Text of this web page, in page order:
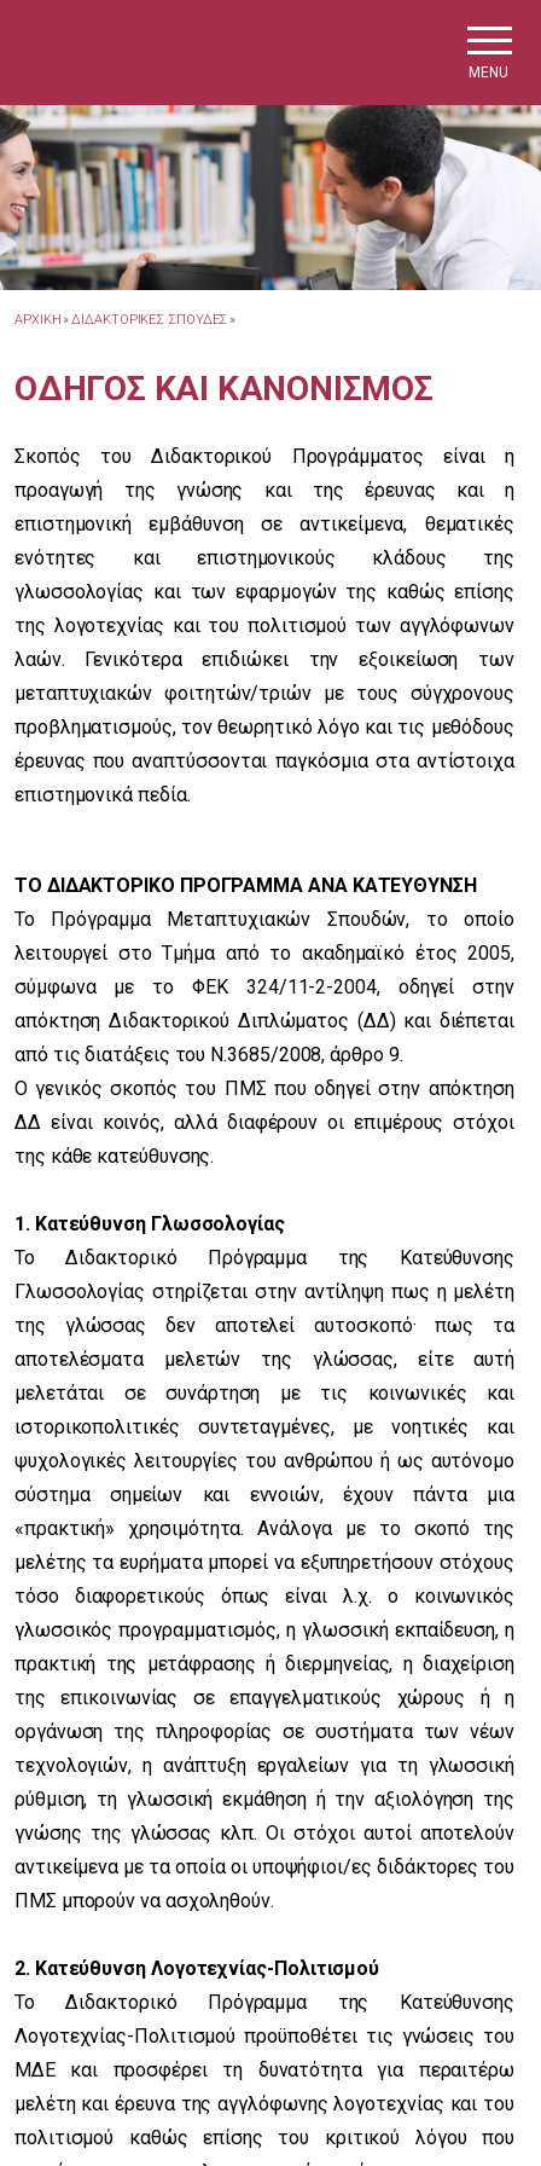
MENU
ΑΡΧΙΚΗ »ΔΙΔΑΚΤΟΡΙΚΕΣ ΣΠΟΥΔΕΣ »
ΟΔΗΓΟΣ ΚΑΙ ΚΑΝΟΝΙΣΜΟΣ
Σκοπός του Διδακτορικού Προγράμματος είναι η
προαγωγή της γνώσης και της έρευνας και η
επιστημονική εμβάθυνση σε αντικείμενα, θεματικές
ενότητες και επιστημονικούς κλάδους της
γλωσσολογίας και των εφαρμογών της καθώς επίσης
της λογοτεχνίας και του πολιτισμού των αγγλόφωνων
λαών. Γενικότερα επιδιώκει την εξοικείωση των
μεταπτυχιακών φοιτητών/τριών με τους σύγχρονους
προβληματισμούς, τον θεωρητικό λόγο και τις μεθόδους
έρευνας που αναπτύσσονται παγκόσμια στα αντίστοιχα
επιστημονικά πεδία.
ΤΟ ΔΙΔΑΚΤΟΡΙΚΟ ΠΡΟΓΡΑΜΜΑ ΑΝΑ ΚΑΤΕΥΘΥΝΣΗ
Το Πρόγραμμα Μεταπτυχιακών Σπουδών, το οποίο
λειτουργεί στο Τμήμα από το ακαδημαϊκό έτος 2005,
σύμφωνα με το ΦΕΚ 324/11-2-2004, οδηγεί στην
απόκτηση Διδακτορικού Διπλώματος (ΔΔ) και διέπεται
από τις διατάξεις του Ν.3685/2008, άρθρο 9.
Ο γενικός σκοπός του ΠΜΣ που οδηγεί στην απόκτηση
ΔΔ είναι κοινός, αλλά διαφέρουν οι επιμέρους στόχοι
της κάθε κατεύθυνσης.
1. Κατεύθυνση Γλωσσολογίας
Το Διδακτορικό Πρόγραμμα της Κατεύθυνσης
Γλωσσολογίας στηρίζεται στην αντίληψη πως η μελέτη
της γλώσσας δεν αποτελεί αυτοσκοπό· πως τα
αποτελέσματα μελετών της γλώσσας, είτε αυτή
μελετάται σε συνάρτηση με τις κοινωνικές και
ιστορικοπολιτικές συντεταγμένες, με νοητικές και
ψυχολογικές λειτουργίες του ανθρώπου ή ως αυτόνομο
σύστημα σημείων και εννοιών, έχουν πάντα μια
«πρακτική» χρησιμότητα. Ανάλογα με το σκοπό της
μελέτης τα ευρήματα μπορεί να εξυπηρετήσουν στόχους
τόσο διαφορετικούς όπως είναι λ.χ. ο κοινωνικός
γλωσσικός προγραμματισμός, η γλωσσική εκπαίδευση, η
πρακτική της μετάφρασης ή διερμηνείας, η διαχείριση
της επικοινωνίας σε επαγγελματικούς χώρους ή η
οργάνωση της πληροφορίας σε συστήματα των νέων
τεχνολογιών, η ανάπτυξη εργαλείων για τη γλωσσική
ρύθμιση, τη γλωσσική εκμάθηση ή την αξιολόγηση της
γνώσης της γλώσσας κλπ. Οι στόχοι αυτοί αποτελούν
αντικείμενα με τα οποία οι υποψήφιοι/ες διδάκτορες του
ΠΜΣ μπορούν να ασχοληθούν.
2. Κατεύθυνση Λογοτεχνίας-Πολιτισμού
Το Διδακτορικό Πρόγραμμα της Κατεύθυνσης
Λογοτεχνίας-Πολιτισμού προϋποθέτει τις γνώσεις του
ΜΔΕ και προσφέρει τη δυνατότητα για περαιτέρω
μελέτη και έρευνα της αγγλόφωνης λογοτεχνίας και του
πολιτισμού καθώς επίσης του κριτικού λόγου που